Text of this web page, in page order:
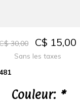
30,00 C$ 15,00
Sans les taxes
Couleur: *